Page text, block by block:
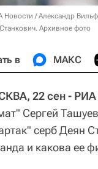
/ Александр Вильф
Архивное фото
в МАКС
22 сен - РИА
Сергей
серб Деян
и какова ее